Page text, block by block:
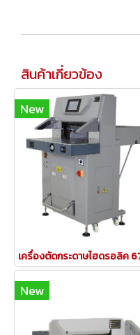
สินค้าเกี่ยวข้อง
New
New